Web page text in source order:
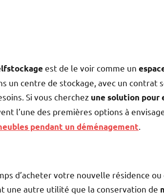
est de le voir comme un
un centre de stockage, avec un contrat
Si vous cherchez une solution pour
l’une des premières options à
pendant un déménagement
d’acheter votre nouvelle résidence ou
une autre utilité que la conservation de